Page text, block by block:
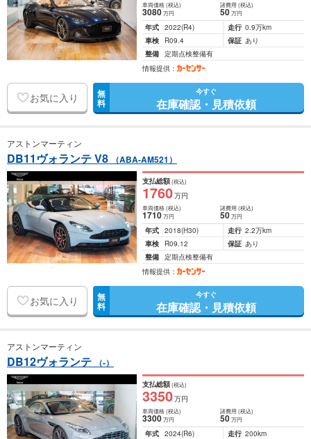
車両価格(税込)
3080万円
諸費用 (税込)
50 万円
年式 2022(R4) 走行 0.9万km
車検
R09.4 保証 あり
整備 定期点検整備有
情報提供：
お気に入り 無
料
今すぐ
在庫確認・見積依頼
アストンマーティン
DB11ヴォランテ V8 （ABA-AM521）
支払総額(税込)
1760万円
車両価格(税込)
1710万円
諸費用 (税込)
50 万円
年式 2018(H30) 走行 2.2万km
車検
R09.12 保証 あり
整備 定期点検整備有
情報提供：
お気に入り 無
料
今すぐ
在庫確認・見積依頼
アストンマーティン
DB12ヴォランテ （-）
支払総額(税込)
3350万円
車両価格(税込)
3300万円
諸費用 (税込)
50 万円
年式 2024(R6) 走行 200km